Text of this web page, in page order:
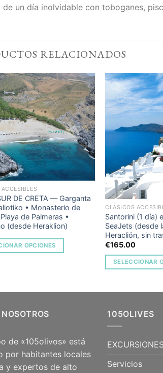
de un día inolvidable con toboganes,
RELACIONADOS
Add to
Wishlist
DE CRETA — Garganta
• Monasterio de
de Palmeras •
(desde Heraklion)
OPCIONES
CLÁSICOS
Santorini (1 día)
SeaJets (desde
Heraclión, sin
€165.00
SELECCIONAR
de «105olivos» está
por habitantes locales
y expertos de alto
105OLIVES
EXCURSIONES
Servicios